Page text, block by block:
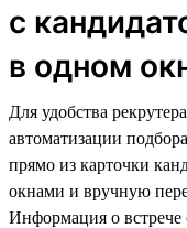
с
в одном
Для удобства
автоматизации
прямо из карточки
окнами и вручную
Информация о встрече